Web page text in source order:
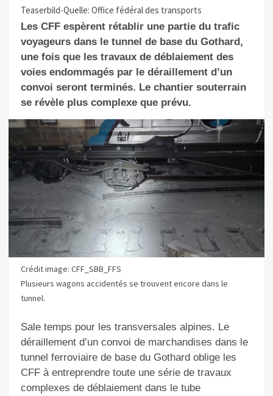
Teaserbild-Quelle: Office fédéral des transports
Les CFF espèrent rétablir une partie du trafic
voyageurs dans le tunnel de base du Gothard,
une fois que les travaux de déblaiement des
voies endommagés par le déraillement d’un
convoi seront terminés. Le chantier souterrain
se révèle plus complexe que prévu.
Crédit image: CFF_SBB_FFS
Plusieurs wagons accidentés se trouvent encore dans le
tunnel.
Sale temps pour les transversales alpines. Le
déraillement d’un convoi de marchandises dans le
tunnel ferroviaire de base du Gothard oblige les
CFF à entreprendre toute une série de travaux
complexes de déblaiement dans le tube